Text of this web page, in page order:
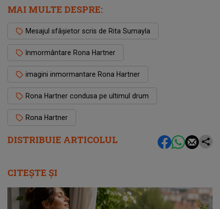
DISTRIBUIE ARTICOLUL
MAI MULTE DESPRE:
Mesajul sfâșietor scris de Rita Sumayla
înmormântare Rona Hartner
imagini inmormantare Rona Hartner
Rona Hartner condusa pe ultimul drum
Rona Hartner
CITEȘTE ȘI